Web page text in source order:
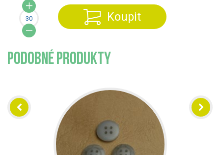
Koupit
PODOBNÉ PRODUKTY